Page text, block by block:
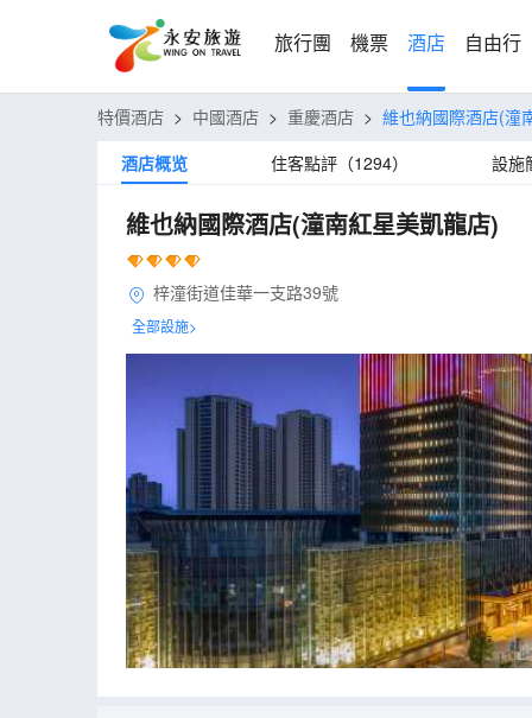
旅行團 機票 酒店 自由行
特價酒店 > 中國酒店 > 重慶酒店 > 維也納國際酒店(潼
酒店概览
住客點評（1294） 設施
維也納國際酒店(潼南紅星美凱龍店)
梓潼街道佳華一支路39號
全部設施>